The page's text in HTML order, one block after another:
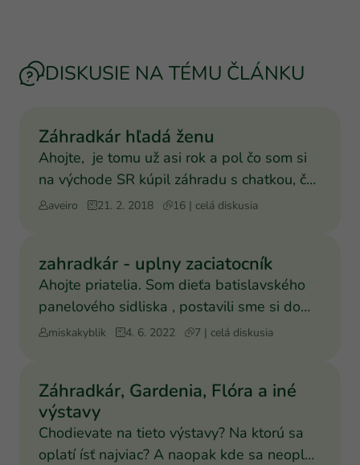
DISKUSIE NA TÉMU ČLÁNKU
Záhradkár hľadá ženu
Ahojte, je tomu už asi rok a pol čo som si
na východe SR kúpil záhradu s chatkou, čo
je pre mladšie
aveiro 21. 2. 2018 16 | celá diskusia
zahradkár - uplny zaciatocník
Ahojte priatelia. Som dieťa batislavského
panelového sidliska , postavili sme si dom
a mojou dlhoroc
miskakyblik 4. 6. 2022 7 | celá diskusia
Záhradkár, Gardenia, Flóra a iné
výstavy
Chodievate na tieto výstavy? Na ktorú sa
oplatí ísť najviac? A naopak kde sa neoplatí